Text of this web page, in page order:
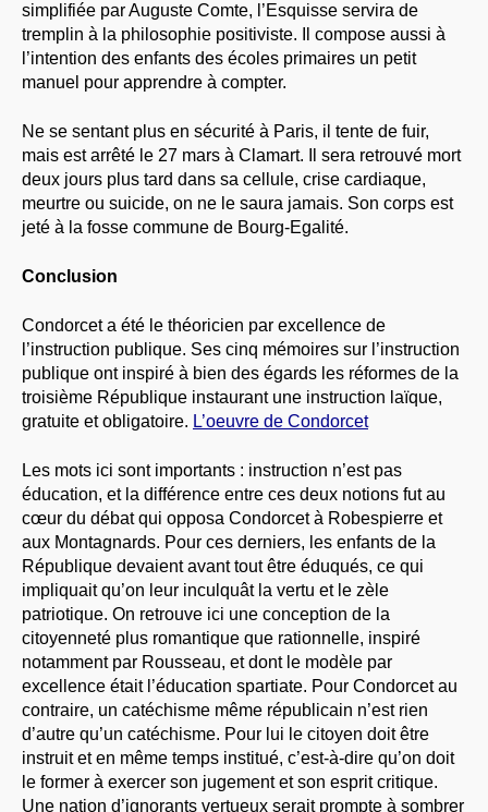
simplifiée par Auguste Comte, l’Esquisse servira de
tremplin à la philosophie positiviste. Il compose aussi à
l’intention des enfants des écoles primaires un petit
manuel pour apprendre à compter.
Ne se sentant plus en sécurité à Paris, il tente de fuir,
mais est arrêté le 27 mars à Clamart. Il sera retrouvé mort
deux jours plus tard dans sa cellule, crise cardiaque,
meurtre ou suicide, on ne le saura jamais. Son corps est
jeté à la fosse commune de Bourg-Egalité.
Conclusion
Condorcet a été le théoricien par excellence de
l’instruction publique. Ses cinq mémoires sur l’instruction
publique ont inspiré à bien des égards les réformes de la
troisième République instaurant une instruction laïque,
gratuite et obligatoire. L’oeuvre de Condorcet
Les mots ici sont importants : instruction n’est pas
éducation, et la différence entre ces deux notions fut au
cœur du débat qui opposa Condorcet à Robespierre et
aux Montagnards. Pour ces derniers, les enfants de la
République devaient avant tout être éduqués, ce qui
impliquait qu’on leur inculquât la vertu et le zèle
patriotique. On retrouve ici une conception de la
citoyenneté plus romantique que rationnelle, inspiré
notamment par Rousseau, et dont le modèle par
excellence était l’éducation spartiate. Pour Condorcet au
contraire, un catéchisme même républicain n’est rien
d’autre qu’un catéchisme. Pour lui le citoyen doit être
instruit et en même temps institué, c’est-à-dire qu’on doit
le former à exercer son jugement et son esprit critique.
Une nation d’ignorants vertueux serait prompte à sombrer